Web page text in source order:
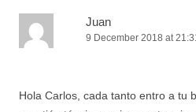
Juan
9 December 2018 at
Hola Carlos, cada tanto entro a tu